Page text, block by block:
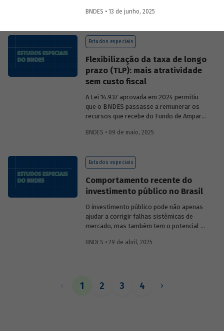
José Manuel Salazar-Xirinachs, Secretário
Ministra de Gestão e Inovação para o
Setor Público debatarem um novo
região.
BNDES • 13 de junho, 2025
Estudos especiais
Flexibilização da taxa de longo
prazo (TLP): mais atratividade
sem custo fiscal
A Lei 14.937 aprovada em 2024 permitiu
que o BNDES passasse a remunerar os
recursos que recebe do Fundo de Amparo
quanto por taxas nominais prefixadas de
impacto dessa mudança na atratividade
do apoio do BNDES.
BNDES • 09 de maio, 2025
Estudos especiais
Comportamento recente do
investimento público no Brasil
O investimento público pode não apenas
ajudar a corrigir falhas sistêmicas de
mercado, mas também tem o potencial de
economia, com efeitos multiplicadores e
do investi­mento público no Brasil nos
BNDES • 29 de abril, 2025
1 2 3 4